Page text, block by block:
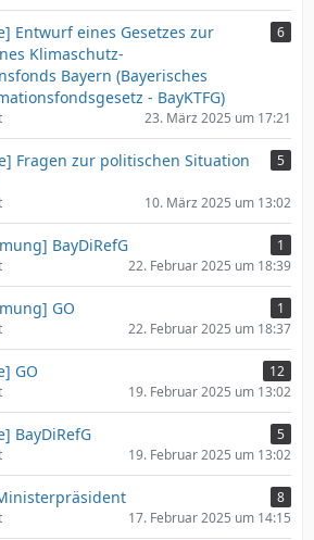
Entwurf eines Gesetzes zur
Klimaschutz-
Bayern (Bayerisches
- BayKTFG)
6
23. März 2025 um 17:21
Fragen zur politischen Situation
5
10. März 2025 um 13:02
BayDiRefG
1
22. Februar 2025 um 18:39
GO
1
22. Februar 2025 um 18:37
GO
12
19. Februar 2025 um 13:02
BayDiRefG
5
19. Februar 2025 um 13:02
8
17. Februar 2025 um 14:15